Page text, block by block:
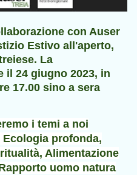
con Auser
Estivo all'aperto,
La
il 24 giugno 2023, in
17.00 sino a sera
i temi a noi
profonda,
Alimentazione
uomo natura